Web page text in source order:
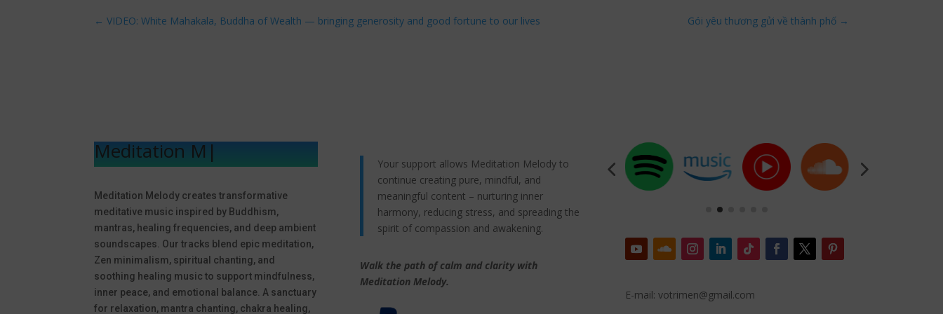
←VIDEO: White Mahakala, Buddha of Wealth — bringing generosity and good fortune to our lives Gói yêu thương gửi về thành phố→
Meditation Melo
Meditation Melody creates transformative
meditative music inspired by Buddhism,
mantras, healing frequencies, and deep ambient
soundscapes. Our tracks blend epic meditation,
Zen minimalism, spiritual chanting, and
soothing healing music to support mindfulness,
inner peace, and emotional balance. A sanctuary
for relaxation, mantra chanting, chakra healing,
Your support allows Meditation Melody to
continue creating pure, mindful, and
meaningful content – nurturing inner
harmony, reducing stress, and spreading the
spirit of compassion and awakening.
Walk the path of calm and clarity with
Meditation Melody.
E-mail: votrimen@gmail.com